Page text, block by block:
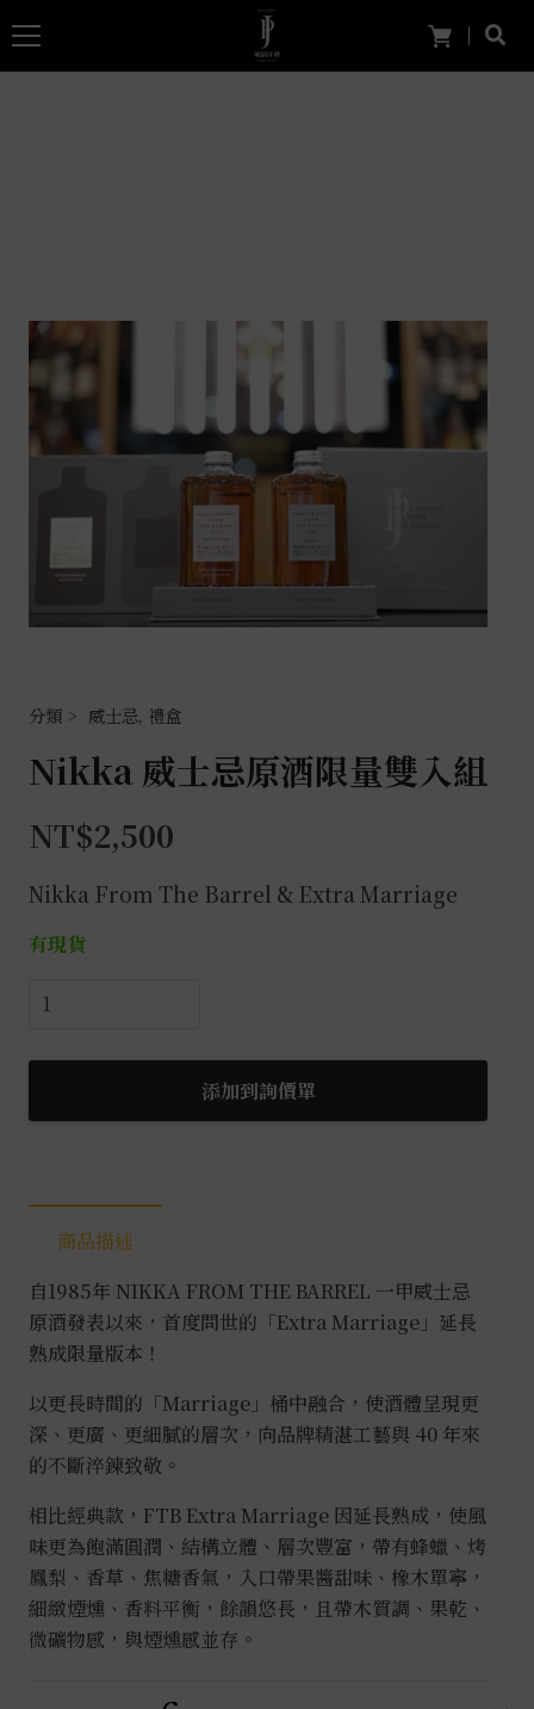
威士忌, 禮盒
Nikka 威士忌原酒限量雙入組
NT$2,500
Nikka From The Barrel & Extra Marriage
有現貨
Nikka
士
原
量
組
數
量
添加到詢價單
商品描述
自1985年 NIKKA FROM THE BARREL 一甲威士忌
原酒發表以來，首度問世的「Extra Marriage」延長
熟成限量版本！
以更長時間的「Marriage」桶中融合，使酒體呈現更
深、更廣、更細膩的層次，向品牌精湛工藝與 40 年來
的不斷淬鍊致敬。
相比經典款，FTB Extra Marriage 因延長熟成，使風
味更為飽滿圓潤、結構立體、層次豐富，帶有蜂蠟、烤
鳳梨、香草、焦糖香氣，入口帶果醬甜味、橡木單寧，
細緻煙燻、香料平衡，餘韻悠長，且帶木質調、果乾、
微礦物感，與煙燻感並存。